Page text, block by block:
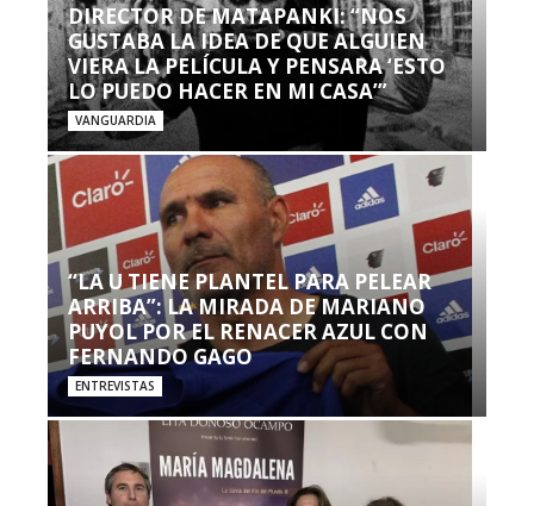
DIRECTOR DE MATAPANKI: “NOS
GUSTABA LA IDEA DE QUE ALGUIEN
VIERA LA PELÍCULA Y PENSARA ‘ESTO
LO PUEDO HACER EN MI CASA’”
VANGUARDIA
“LA U TIENE PLANTEL PARA PELEAR
ARRIBA”: LA MIRADA DE MARIANO
PUYOL POR EL RENACER AZUL CON
FERNANDO GAGO
ENTREVISTAS